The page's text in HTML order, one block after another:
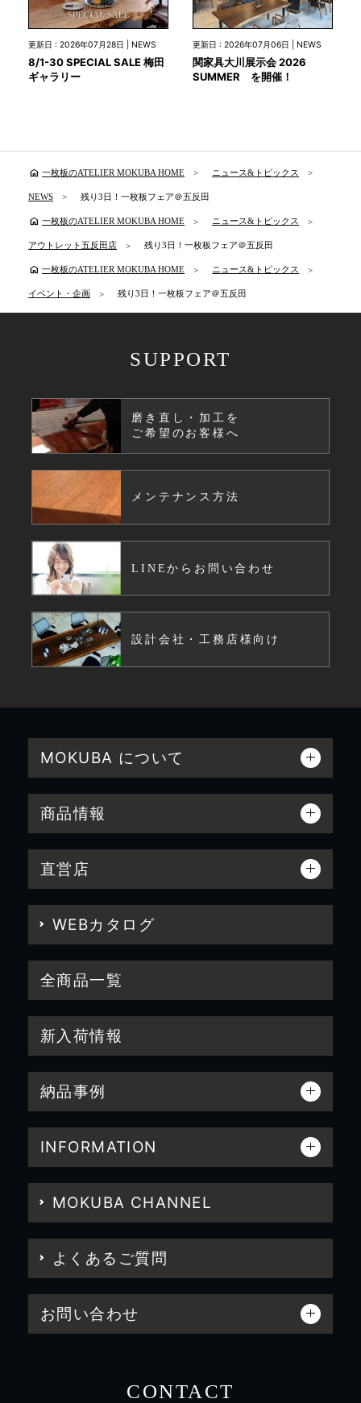
更新日 : 2026年07月28日 | NEWS
8/1-30 SPECIAL SALE 梅田
ギャラリー
更新日 : 2026年07月06日 | NEWS
関家具大川展示会 2026
SUMMER を開催！
home 一枚板のATELIER MOKUBA HOME ニュース&トピックス
NEWS 残り3日！一枚板フェア＠五反田
home 一枚板のATELIER MOKUBA HOME ニュース&トピックス
アウトレット五反田店 残り3日！一枚板フェア＠五反田
home 一枚板のATELIER MOKUBA HOME ニュース&トピックス
イベント・企画 残り3日！一枚板フェア＠五反田
SUPPORT
磨き直し・加工を
ご希望のお客様へ
メンテナンス方法
LINEからお問い合わせ
設計会社・工務店様向け
MOKUBA について
商品情報
直営店
WEBカタログ
全商品一覧
新入荷情報
納品事例
INFORMATION
MOKUBA CHANNEL
よくあるご質問
お問い合わせ
CONTACT